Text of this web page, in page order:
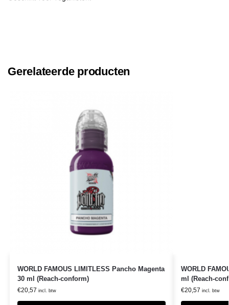
Gerelateerde producten
WORLD FAMOUS LIMITLESS Pancho Magenta
30 ml (Reach-conform)
€20,57 incl. btw
WORLD
ml (Reach-
€20,57 incl. btw